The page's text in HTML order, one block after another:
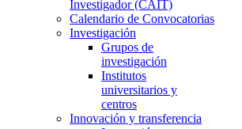
Investigador (CAIT)
Calendario de Convocatorias
Investigación
Grupos de
investigación
Institutos
universitarios y
centros
Innovación y transferencia